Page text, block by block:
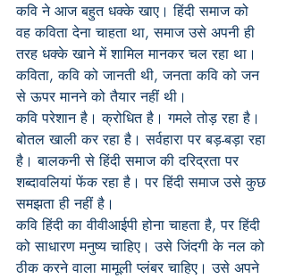
कवि ने आज बहुत धक्के खाए। हिंदी समाज को
वह कविता देना चाहता था, समाज उसे अपनी ही
तरह धक्के खाने में शामिल मानकर चल रहा था।
कविता, कवि को जानती थी, जनता कवि को जन
से ऊपर मानने को तैयार नहीं थी।
कवि परेशान है। क्रोधित है। गमले तोड़ रहा है।
बोतल खाली कर रहा है। सर्वहारा पर बड़-बड़ा रहा
है। बालकनी से हिंदी समाज की दरिद्रता पर
शब्दावलियां फेंक रहा है। पर हिंदी समाज उसे कुछ
समझता ही नहीं है।
कवि हिंदी का वीवीआईपी होना चाहता है, पर हिंदी
को साधारण मनुष्य चाहिए। उसे जिंदगी के नल को
ठीक करने वाला मामूली प्लंबर चाहिए। उसे अपने